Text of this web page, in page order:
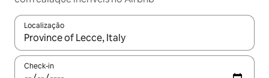
Localização
Quando os resultados estiverem disponíveis, explore-os
Check-in